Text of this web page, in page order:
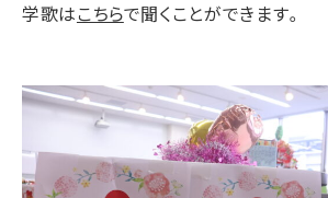
学歌はこちらで聞くことができます。